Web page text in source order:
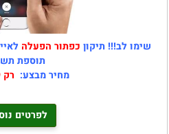
שימו לב!!! תיקון כפתור הפעלה
תוספת
מחיר מבצע: רק 349 ש"ח
לפרטים